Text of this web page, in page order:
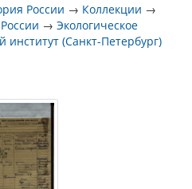
России → Коллекции →
→Экологическое
институт (Санкт-Петербург)